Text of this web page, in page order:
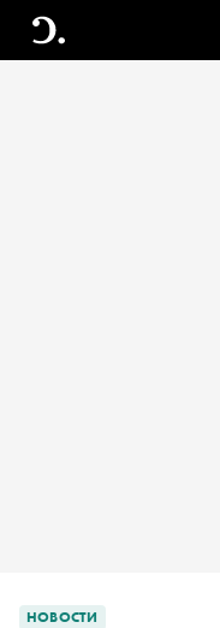
НОВОСТИ